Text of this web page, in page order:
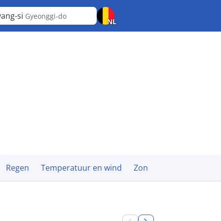
si Gyeonggi-do
NL
Regen Temperatuur en wind Zon